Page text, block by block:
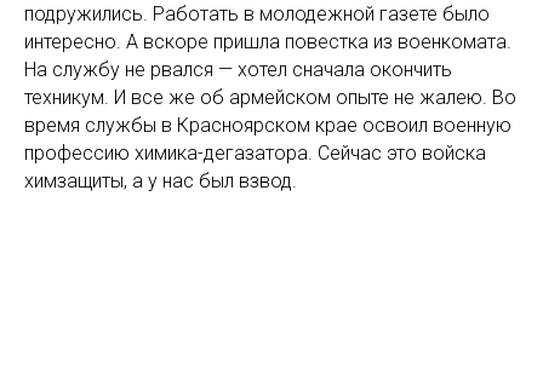
подружились. Работать в молодежной газете было
интересно. А вскоре пришла повестка из военкомата.
На службу не рвался — хотел сначала окончить
техникум. И все же об армейском опыте не жалею. Во
время службы в Красноярском крае освоил военную
профессию химика-дегазатора. Сейчас это войска
химзащиты, а у нас был взвод.